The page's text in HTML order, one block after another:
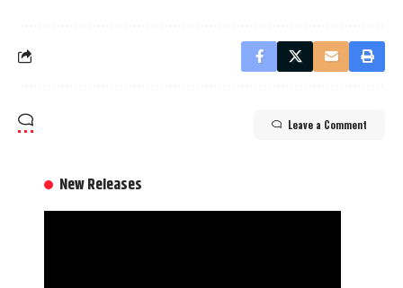
Leave a Comment
New Releases